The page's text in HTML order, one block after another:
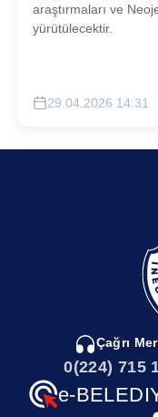
araştırmaları ve
yürütülecektir.
29.04.2026 14:31
Çağrı
0(224) 715
e-